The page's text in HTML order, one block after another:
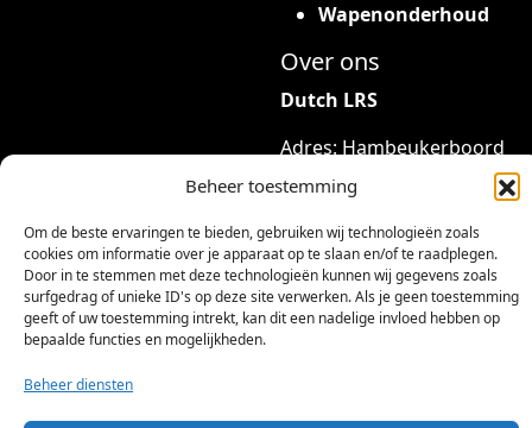
Beheer toestemming
Om de beste ervaringen te bieden, gebruiken wij technologieën zoals
cookies om informatie over je apparaat op te slaan en/of te raadplegen.
Door in te stemmen met deze technologieën kunnen wij gegevens zoals
surfgedrag of unieke ID's op deze site verwerken. Als je geen toestemming
geeft of uw toestemming intrekt, kan dit een nadelige invloed hebben op
bepaalde functies en mogelijkheden.
Beheer diensten
Wapenonderhoud
Over ons
Dutch LRS
Adres: Hambeukerboord
35
6418BP Heerlen
(geen bezoekadres)
info@dutchlrs.nl
+31 45 2123953